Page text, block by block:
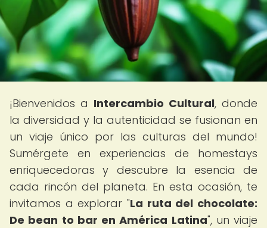
¡Bienvenidos a Intercambio Cultural, donde
la diversidad y la autenticidad se fusionan en
un viaje único por las culturas del mundo!
Sumérgete en experiencias de homestays
enriquecedoras y descubre la esencia de
cada rincón del planeta. En esta ocasión, te
invitamos a explorar "La ruta del chocolate:
De bean to bar en América Latina", un viaje